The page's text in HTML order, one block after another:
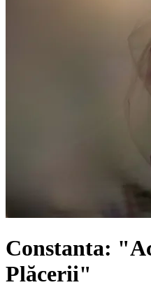
Constanta:
Plăcerii"